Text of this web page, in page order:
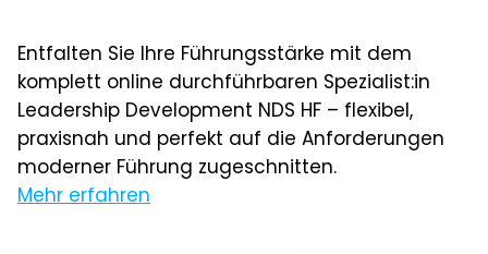
Entfalten Sie Ihre Führungsstärke mit dem
komplett online durchführbaren Spezialist:in
Leadership Development NDS HF – flexibel,
praxisnah und perfekt auf die Anforderungen
moderner Führung zugeschnitten.
Mehr erfahren